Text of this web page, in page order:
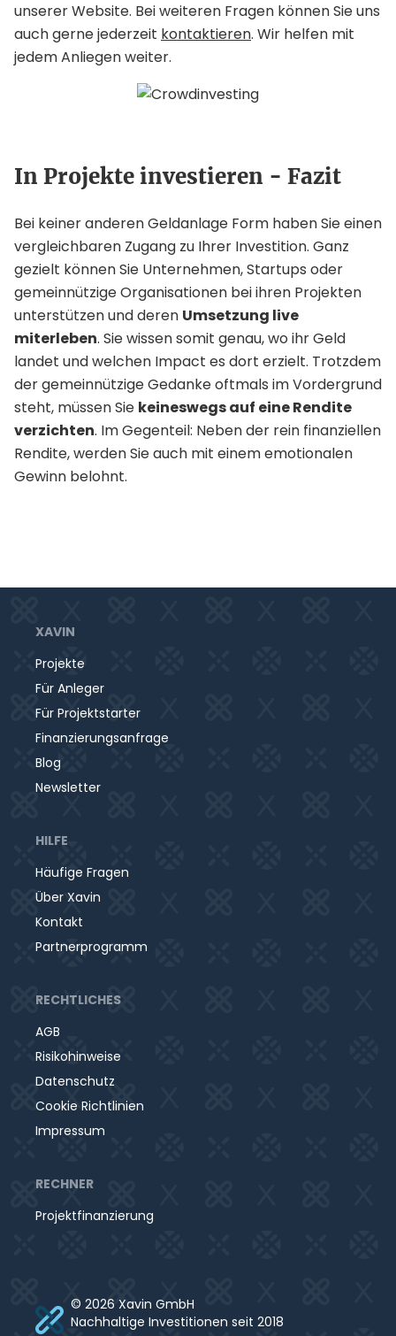
unserer Website. Bei weiteren Fragen können Sie uns
auch gerne jederzeit kontaktieren. Wir helfen mit
jedem Anliegen weiter.
In Projekte investieren - Fazit
Bei keiner anderen Geldanlage Form haben Sie einen
vergleichbaren Zugang zu Ihrer Investition. Ganz
gezielt können Sie Unternehmen, Startups oder
gemeinnützige Organisationen bei ihren Projekten
unterstützen und deren Umsetzung live
miterleben. Sie wissen somit genau, wo ihr Geld
landet und welchen Impact es dort erzielt. Trotzdem
der gemeinnützige Gedanke oftmals im Vordergrund
steht, müssen Sie keineswegs auf eine Rendite
verzichten. Im Gegenteil: Neben der rein finanziellen
Rendite, werden Sie auch mit einem emotionalen
Gewinn belohnt.
XAVIN
Projekte
Für Anleger
Für Projektstarter
Finanzierungsanfrage
Blog
Newsletter
HILFE
Häufige Fragen
Über Xavin
Kontakt
Partnerprogramm
RECHTLICHES
AGB
Risikohinweise
Datenschutz
Cookie Richtlinien
Impressum
RECHNER
Projektfinanzierung
© 2026 Xavin GmbH
Nachhaltige Investitionen seit 2018